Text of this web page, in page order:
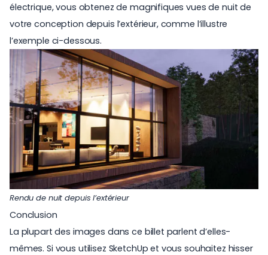
électrique, vous obtenez de magnifiques vues de nuit de
votre conception depuis l’extérieur, comme l’illustre
l’exemple ci-dessous.
Rendu de nuit depuis l’extérieur
Conclusion
La plupart des images dans ce billet parlent d’elles-
mêmes. Si vous utilisez SketchUp et vous souhaitez hisser